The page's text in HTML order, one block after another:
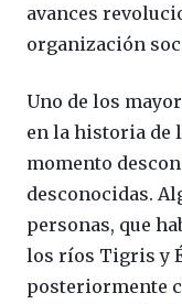
avances
organización
Uno de los
en la historia de
momento
desconocidas.
personas, que
los ríos Tigris y
posteriormente